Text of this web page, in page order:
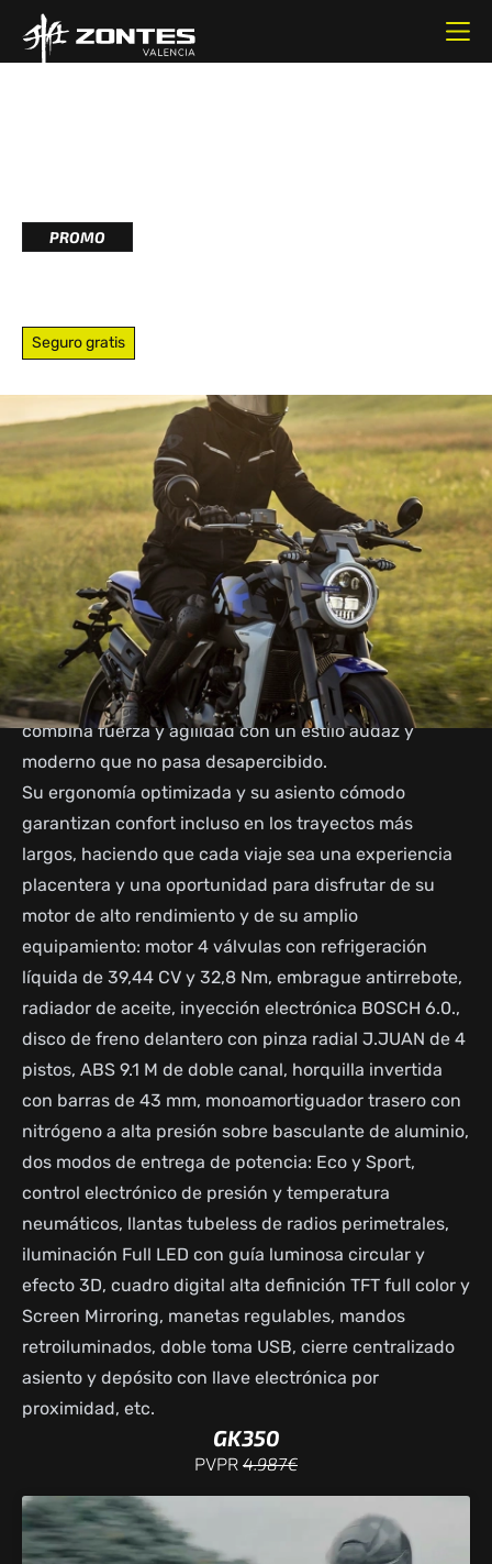
PROMO
Seguro gratis
Equipada con un motor robusto de 350cc y un diseño
scrambler resistente, esta moto está lista para
enfrentar cualquier desafío, ya sea en carreteras
asfaltadas o en senderos accidentados.
Su suspensión avanzada y neumáticos de alto
rendimiento sobre llantas tubeless de radios cruzados
ofrecen un control excepcional y una tracción
superior en diversas condiciones.
Diseñada para aventuras extensas, la GK-350
combina fuerza y agilidad con un estilo audaz y
moderno que no pasa desapercibido.
Su ergonomía optimizada y su asiento cómodo
garantizan confort incluso en los trayectos más
largos, haciendo que cada viaje sea una experiencia
placentera y una oportunidad para disfrutar de su
motor de alto rendimiento y de su amplio
equipamiento: motor 4 válvulas con refrigeración
líquida de 39,44 CV y 32,8 Nm, embrague antirrebote,
radiador de aceite, inyección electrónica BOSCH 6.0.,
disco de freno delantero con pinza radial J.JUAN de 4
pistos, ABS 9.1 M de doble canal, horquilla invertida
con barras de 43 mm, monoamortiguador trasero con
nitrógeno a alta presión sobre basculante de aluminio,
dos modos de entrega de potencia: Eco y Sport,
control electrónico de presión y temperatura
neumáticos, llantas tubeless de radios perimetrales,
iluminación Full LED con guía luminosa circular y
efecto 3D, cuadro digital alta definición TFT full color y
Screen Mirroring, manetas regulables, mandos
retroiluminados, doble toma USB, cierre centralizado
asiento y depósito con llave electrónica por
proximidad, etc.
GK350
PVPR 4.987€
4.587€